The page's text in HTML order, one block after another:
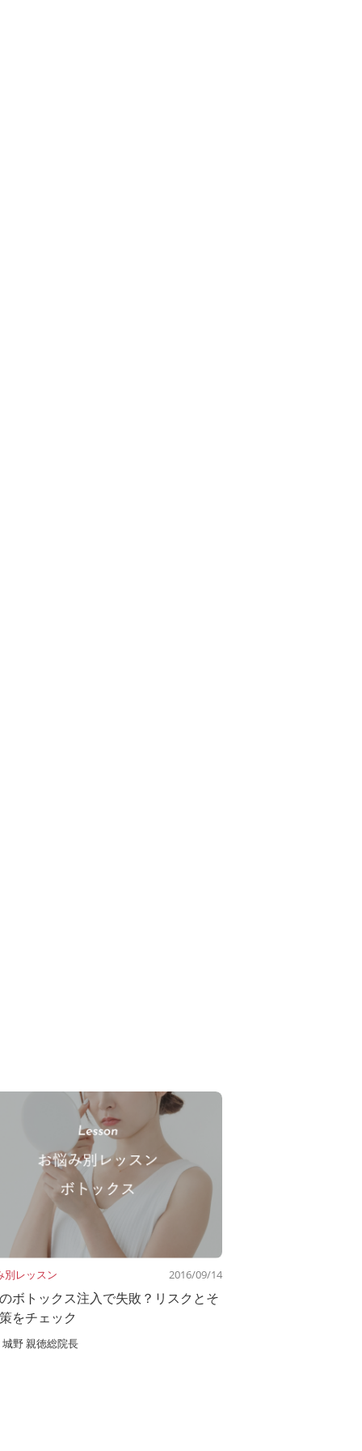
別レッスン 2016/09/14
ボトックス注入で失敗？リスクとそ
をチェック
城野 親徳総院長